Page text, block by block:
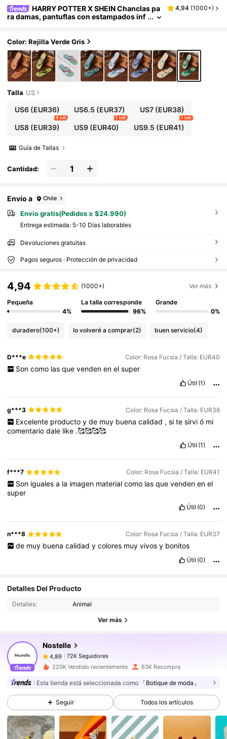
HARRY POTTER X SHEIN Chanclas pa
ra damas, pantuflas con estampados inf
da para los pies
4,94 (1000+)
Color: Rejilla Verde Gris
Talla US
US6(EUR36) US6.5 (EUR37) US7(EUR38)
US8(EUR39)
8 left
US9 (EUR40)
1 left
US9.5 (EUR41)
5 left
Guía de Tallas
Cantidad:
Envío a Chile
Envío gratis(Pedidos ≥ $24.990)
Entrega estimada: 5-10 Días laborables
Devoluciones gratuitas
Pagos seguros · Protección de privacidad
4,94 (1000+) Ver más
Pequeña
4%
La talla corresponde
96%
Grande
0%
duradero(100+) lo volveré a comprar(2) buen servicio(4)
D***e Color: Rosa Fucsia / Talla: EUR40
Son como las que venden en el super
Útil (1)
g***3 Color: Rosa Fucsia / Talla: EUR36
Excelente producto y de muy buena calidad , si te sirvi ó mi
comentariodale like .🥰🥰🥰🥰
Útil (1)
f***7 Color: Rosa Fucsia / Talla: EUR41
Son iguales a la imagen material como las que venden en el
super
Útil (0)
n***8 Color: Rosa Fucsia / Talla: EUR37
de muy buena calidad y colores muy vivos y bonitos
Útil (0)
Detalles Del Producto
Detalles: Animal
Ver más
Nostelle
4,89 72K Seguidores
72K Seguidores
4,89 72K Seguidores
4,89 72K Seguidores
220K Vendido recientemente 63K Recompra
Esta tienda está seleccionada como 「Botique de moda」
Seguir Todos los artículos